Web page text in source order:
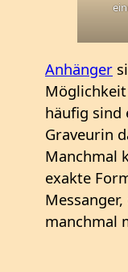
Anhänger
Möglichkeit
häufig sind
Graveurin
Manchmal
exakte
manchmal